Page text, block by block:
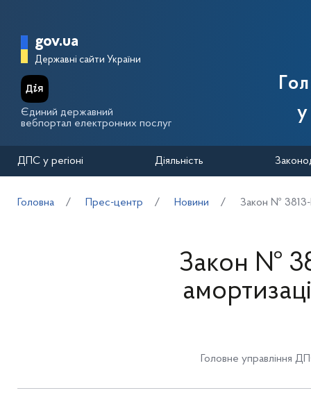
Головна сторінка Державної
gov.ua
Державні сайти України
Єдиний державний
вебпортал електронних послуг
ДПС у регіоні Діяльність
Головна Прес-центр Новини Закон № 3813-
Закон №
Головне управління